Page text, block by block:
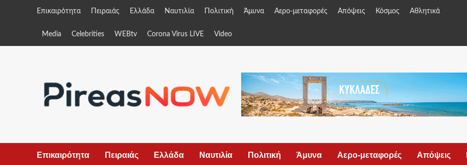
Επικαιρότητα Πειραιάς Ελλάδα Ναυτιλία Πολιτική Άμυνα Αερο-μεταφορές Απόψεις Κόσμος Αθλητικά
Media Celebrities WEBtv Corona Virus LIVE Video
Επικαιρότητα Πειραιάς Ελλάδα Ναυτιλία Πολιτική Άμυνα Αερο-μεταφορές Απόψεις